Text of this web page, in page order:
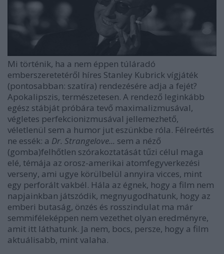
Mi történik, ha a nem éppen túláradó
emberszeretetéről híres Stanley Kubrick vígjáték
(pontosabban: szatíra) rendezésére adja a fejét?
Apokalipszis, természetesen. A rendező leginkább
egész stábját próbára tevő maximalizmusával,
végletes perfekcionizmusával jellemezhető,
véletlenül sem a humor jut eszünkbe róla. Félreértés
ne essék: a Dr. Strangelove... sem a néző
(gomba)felhőtlen szórakoztatását tűzi célul maga
elé, témája az orosz-amerikai atomfegyverkezési
verseny, ami ugye körülbelül annyira vicces, mint
egy perforált vakbél. Hála az égnek, hogy a film nem
napjainkban játszódik, megnyugodhatunk, hogy az
emberi butaság, önzés és rosszindulat ma már
semmiféleképpen nem vezethet olyan eredményre,
amit itt láthatunk. Ja nem, bocs, persze, hogy a film
aktuálisabb, mint valaha.